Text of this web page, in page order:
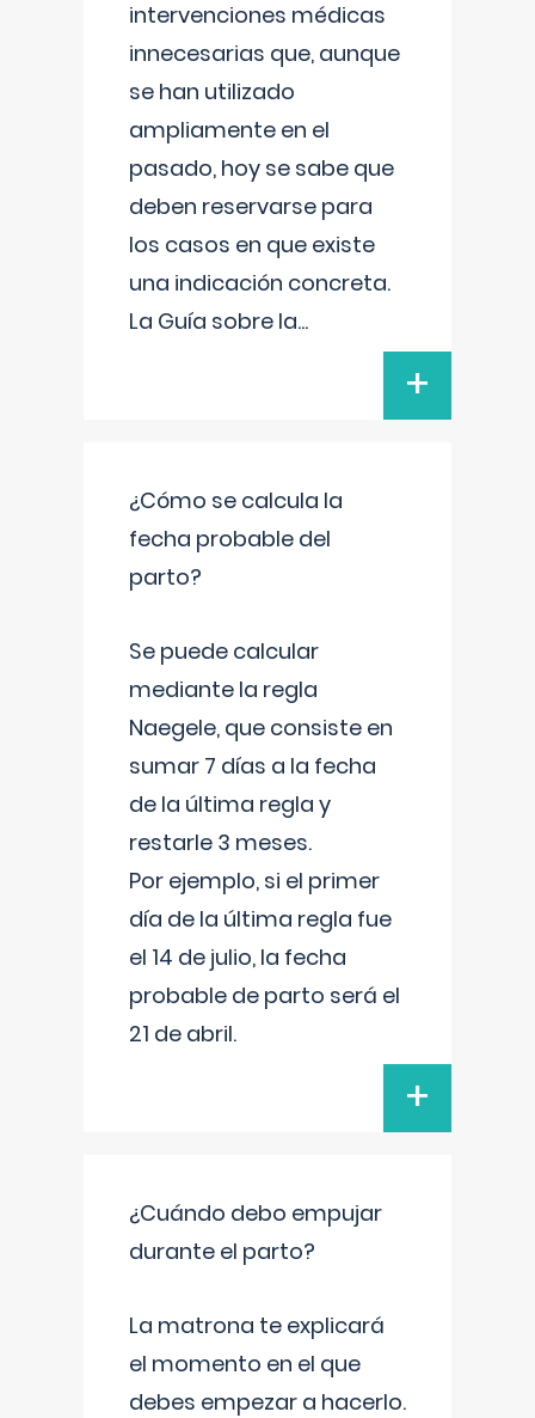
intervenciones médicas
innecesarias que, aunque
se han utilizado
ampliamente en el
pasado, hoy se sabe que
deben reservarse para
los casos en que existe
una indicación concreta.
La Guía sobre la...
+
¿Cómo se calcula la
fecha probable del
parto?
Se puede calcular
mediante la regla
Naegele, que consiste en
sumar 7 días a la fecha
de la última regla y
restarle 3 meses.
Por ejemplo, si el primer
día de la última regla fue
el 14 de julio, la fecha
probable de parto será el
21 de abril.
+
¿Cuándo debo empujar
durante el parto?
La matrona te explicará
el momento en el que
debes empezar a hacerlo.